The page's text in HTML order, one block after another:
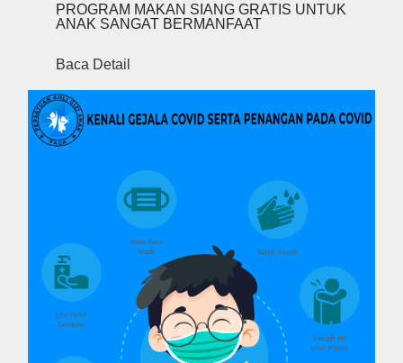
PROGRAM MAKAN SIANG GRATIS UNTUK
ANAK SANGAT BERMANFAAT
Baca Detail